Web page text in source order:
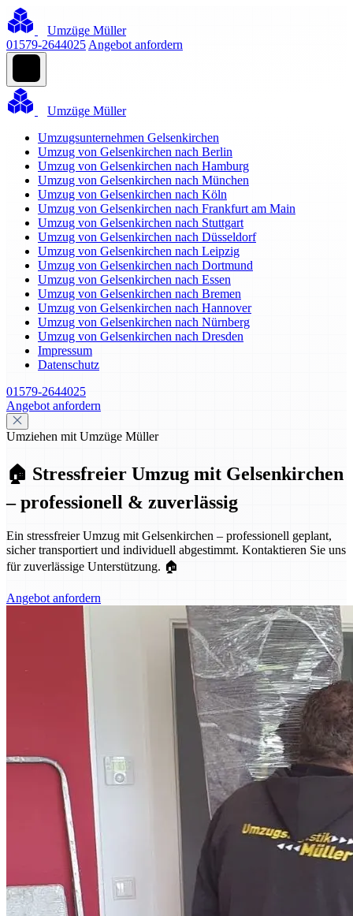
Umzüge Müller
01579-2644025 Angebot anfordern
Umzüge Müller
Umzugsunternehmen Gelsenkirchen
Umzug von Gelsenkirchen nach Berlin
Umzug von Gelsenkirchen nach Hamburg
Umzug von Gelsenkirchen nach München
Umzug von Gelsenkirchen nach Köln
Umzug von Gelsenkirchen nach Frankfurt am Main
Umzug von Gelsenkirchen nach Stuttgart
Umzug von Gelsenkirchen nach Düsseldorf
Umzug von Gelsenkirchen nach Leipzig
Umzug von Gelsenkirchen nach Dortmund
Umzug von Gelsenkirchen nach Essen
Umzug von Gelsenkirchen nach Bremen
Umzug von Gelsenkirchen nach Hannover
Umzug von Gelsenkirchen nach Nürnberg
Umzug von Gelsenkirchen nach Dresden
Impressum
Datenschutz
01579-2644025
Angebot anfordern
Umziehen mit Umzüge Müller
🏠 Stressfreier Umzug mit Gelsenkirchen
– professionell & zuverlässig
Ein stressfreier Umzug mit Gelsenkirchen – professionell geplant,
sicher transportiert und individuell abgestimmt. Kontaktieren Sie uns
für zuverlässige Unterstützung. 🏠
Angebot anfordern